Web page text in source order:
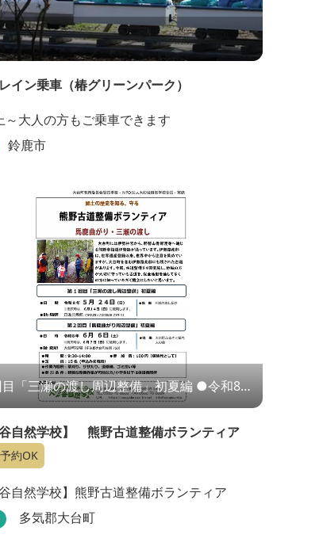
イン乗車（椿グリーンパーク）
～大人の方もご乗車できます
鈴鹿市
「三瀬の渡し周辺整備」初夏編 ●令和8年
日（日） ※雨天時は、6月14日（日）に延
年6月6日（土） ※雨天時は、6月7日（日）
す。 ◆第3回目「馬鹿曲がり周辺整
月28日（土）秋編 ◆第4回目「三瀬の渡し
谷自然学校】 熊野古道整備ボランティア
約OK
谷自然学校】熊野古道整備ボランティア
多気郡大台町